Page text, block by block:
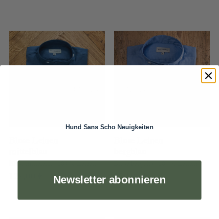
Bluse mittelblau, 100 % Leinen Bluse bergblau, 100 % Leinen
129,00€
Hund Sans Scho Neuigkeiten
Newsletter abonnieren